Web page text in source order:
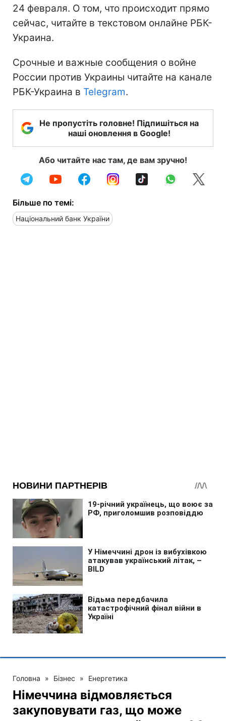
24 февраля. О том, что происходит прямо
сейчас, читайте в текстовом онлайне РБК-
Украина.
Срочные и важные сообщения о войне
России против Украины читайте на канале
РБК-Украина в Telegram.
Не пропустіть головне! Підпишіться на
наші оновлення в Google!
Або читайте нас там, де вам зручно!
Більше по темі:
Національний банк України
Головна » Бізнес » Енергетика
Німеччина відмовляється
закуповувати газ, що може